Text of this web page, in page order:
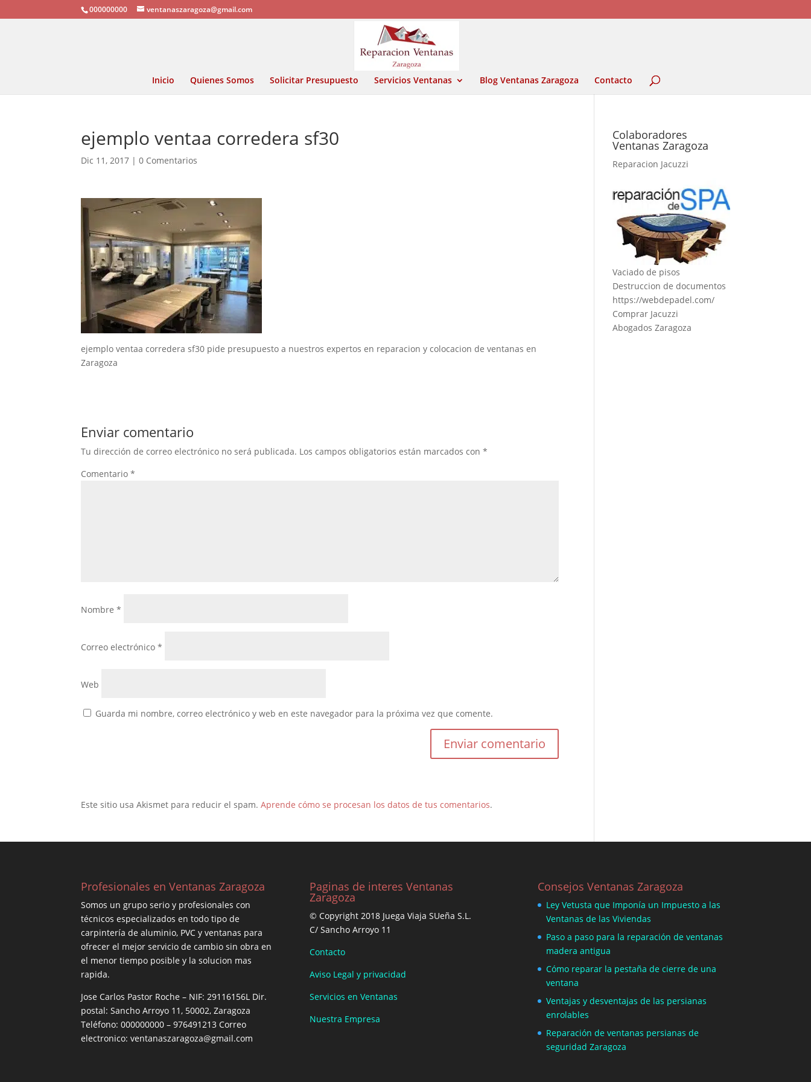
000000000 ventanaszaragoza@gmail.com
Inicio Quienes Somos Solicitar Presupuesto Servicios Ventanas Blog Ventanas Zaragoza Contacto
ejemplo ventaa corredera sf30
Dic 11, 2017 |0 Comentarios
ejemplo ventaa corredera sf30 pide presupuesto a nuestros expertos en reparacion y colocacion de ventanas en
Zaragoza
Enviar comentario
Tu dirección de correo electrónico no será publicada. Los campos obligatorios están marcados con*
Comentario*
Nombre*
Correo electrónico*
Web
Guarda mi nombre, correo electrónico y web en este navegador para la próxima vez que comente.
Este sitio usa Akismet para reducir el spam.Aprende cómo se procesan los datos de tus comentarios.
Colaboradores
Ventanas Zaragoza
Reparacion Jacuzzi
Vaciado de pisos
Destruccion de documentos
https://webdepadel.com/
Comprar Jacuzzi
Abogados Zaragoza
Profesionales en Ventanas Zaragoza
Somos un grupo serio y profesionales con
técnicos especializados en todo tipo de
carpintería de aluminio, PVC y ventanas para
ofrecer el mejor servicio de cambio sin obra en
el menor tiempo posible y la solucion mas
rapida.
Jose Carlos Pastor Roche – NIF: 29116156L Dir.
postal: Sancho Arroyo 11, 50002, Zaragoza
Teléfono: 000000000 – 976491213 Correo
electronico: ventanaszaragoza@gmail.com
Paginas de interes Ventanas
Zaragoza
© Copyright 2018 Juega Viaja SUeña S.L.
C/ Sancho Arroyo 11
Contacto
Aviso Legal y privacidad
Servicios en Ventanas
Nuestra Empresa
Consejos Ventanas Zaragoza
Ley Vetusta que Imponía un Impuesto a las
Ventanas de las Viviendas
Paso a paso para la reparación de ventanas
madera antigua
Cómo reparar la pestaña de cierre de una
ventana
Ventajas y desventajas de las persianas
enrolables
Reparación de ventanas persianas de
seguridad Zaragoza